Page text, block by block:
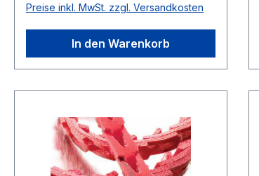
Metallnieten antistatisch: nein
Gewebeeinlagen Farbe: rot
Rollenlänge: 30, 10 bzw. 2
Preise inkl. MwSt. zzgl. Versandkosten
In den Warenkorb